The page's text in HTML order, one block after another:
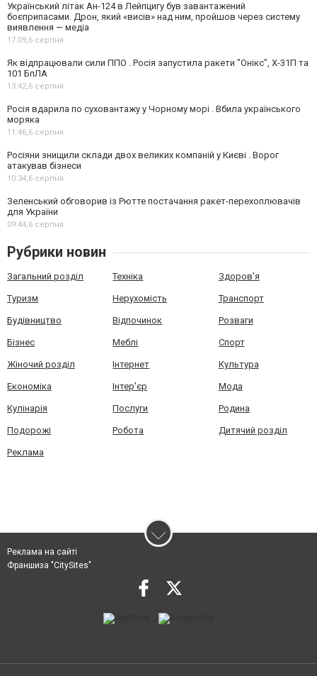
Український літак Ан-124 в Лейпцигу був завантажений
боєприпасами. Дрон, який «висів» над ним, пройшов через систему
виявлення — медіа
17:09,6 серпня
Як відпрацювали сили ППО . Росія запустила ракети "Онікс", Х-31П та
101 БпЛА
13:42,6 серпня
Росія вдарила по суховантажу у Чорному морі . Вбила українського
моряка
11:46,6 серпня
Росіяни знищили склади двох великих компаній у Києві . Ворог
атакував бізнеси
10:34,6 серпня
Зеленський обговорив із Рютте постачання ракет-перехоплювачів
для України
09:44,6 серпня
Рубрики новин
Загальний розділ Техніка Здоров'я
Туризм Нерухомість Транспорт
Будівництво Відпочинок Розваги
Бізнес Меблі Спорт
Жіночий розділ Інтернет Культура
Економіка Інтер'єр Мода
Кулінарія Послуги Родина
Подорожі Робота Дитячий розділ
Реклама
Реклама на сайті
Франшиза "CitySites"